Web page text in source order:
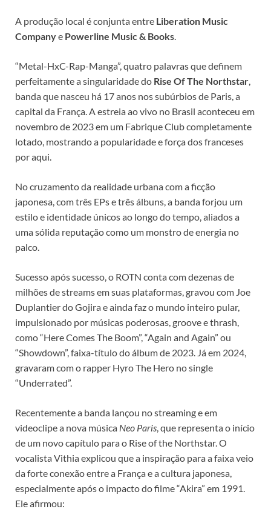
A produção local é conjunta entre Liberation Music
Companye Powerline Music & Books
“Metal-HxC-Rap-Manga”, quatro palavras que definem
perfeitamente a singularidade do Rise Of The Northstar
banda que nasceu há 17 anos nos subúrbios de Paris, a
capital da França. A estreia ao vivo no Brasil aconteceu em
novembro de 2023 em um Fabrique Club completamente
lotado, mostrando a popularidade e força dos franceses
por aqui.
No cruzamento da realidade urbana com a ficção
japonesa, com três EPs e três álbuns, a banda forjou um
estilo e identidade únicos ao longo do tempo, aliados a
uma sólida reputação como um monstro de energia no
palco.
Sucesso após sucesso, o ROTN conta com dezenas de
milhões de streams em suas plataformas, gravou com Joe
Duplantier do Gojira e ainda faz o mundo inteiro pular,
impulsionado por músicas poderosas, groove e thrash,
como “Here Comes The Boom”, “Again and Again” ou
“Showdown”, faixa-título do álbum de 2023. Já em 2024,
gravaram com o rapper Hyro The Hero no single
“Underrated”.
Recentemente a banda lançou no streaming e em
videoclipe a nova música Neo Paris , que representa o início
de um novo capítulo para o Rise of the Northstar. O
vocalista Vithia explicou que a inspiração para a faixa veio
da forte conexão entre a França e a cultura japonesa,
especialmente após o impacto do filme “Akira” em 1991.
Ele afirmou: